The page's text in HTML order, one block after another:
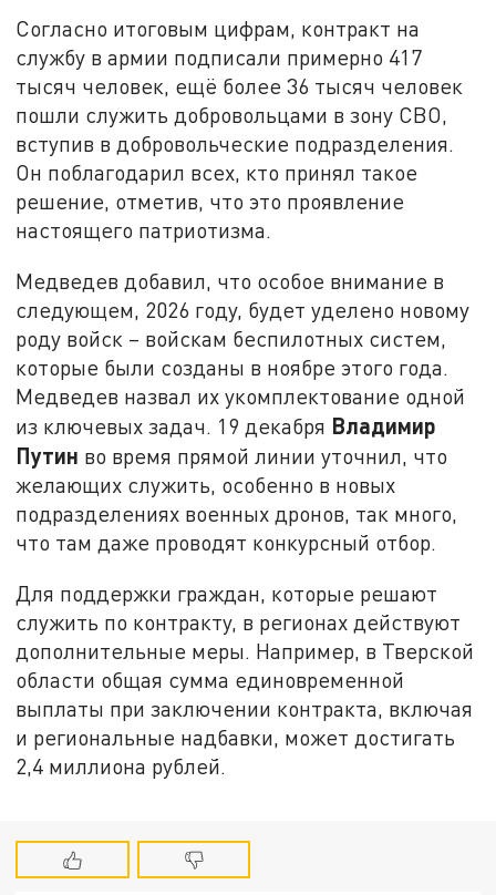
Согласно итоговым цифрам, контракт на
службу в армии подписали примерно 417
тысяч человек, ещё более 36 тысяч человек
пошли служить добровольцами в зону СВО,
вступив в добровольческие подразделения.
Он поблагодарил всех, кто принял такое
решение, отметив, что это проявление
настоящего патриотизма.
Медведев добавил, что особое внимание в
следующем, 2026 году, будет уделено новому
роду войск – войскам беспилотных систем,
которые были созданы в ноябре этого года.
Медведев назвал их укомплектование одной
из ключевых задач. 19 декабря Владимир
Путин во время прямой линии уточнил, что
желающих служить, особенно в новых
подразделениях военных дронов, так много,
что там даже проводят конкурсный отбор.
Для поддержки граждан, которые решают
служить по контракту, в регионах действуют
дополнительные меры. Например, в Тверской
области общая сумма единовременной
выплаты при заключении контракта, включая
и региональные надбавки, может достигать
2,4 миллиона рублей.